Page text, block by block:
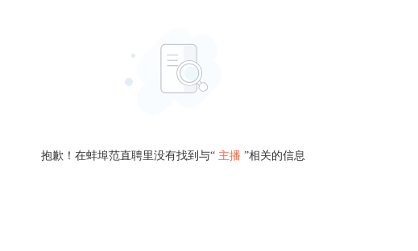
抱歉！在蚌埠范直聘里没有找到与“ 主播 ”相关的信息